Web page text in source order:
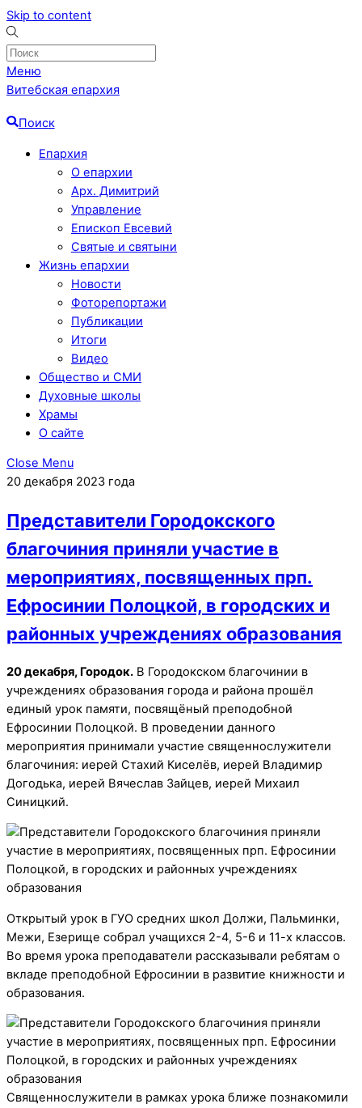
Skip to content
Меню
Витебская епархия
Поиск
Епархия
О епархии
Арх. Димитрий
Управление
Епископ Евсевий
Святые и святыни
Жизнь епархии
Новости
Фоторепортажи
Публикации
Итоги
Видео
Общество и СМИ
Духовные школы
Храмы
О сайте
Close Menu
20 декабря 2023 года
Представители Городокского
благочиния приняли участие в
мероприятиях, посвященных прп.
Ефросинии Полоцкой, в городских и
районных учреждениях образования
20 декабря, Городок. В Городокском благочинии в
учреждениях образования города и района прошёл
единый урок памяти, посвящёный преподобной
Ефросинии Полоцкой. В проведении данного
мероприятия принимали участие священнослужители
благочиния: иерей Стахий Киселёв, иерей Владимир
Догодька, иерей Вячеслав Зайцев, иерей Михаил
Синицкий.
Открытый урок в ГУО средних школ Должи, Пальминки,
Межи, Езерище собрал учащихся 2-4, 5-6 и 11-х классов.
Во время урока преподаватели рассказывали ребятам о
вкладе преподобной Ефросинии в развитие книжности и
образования.
Священнослужители в рамках урока ближе познакомили